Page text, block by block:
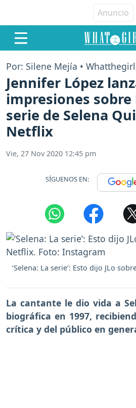
Por: Silene Mejía •
Jennifer López
impresiones sobre
serie de Selena
Netflix
Vie, 27 Nov 2020 12:45 pm
SÍGUENOS EN:
‘Selena: La serie’: Esto dijo JLo
La cantante le dio vida a
biográfica en 1997,
crítica y del público en